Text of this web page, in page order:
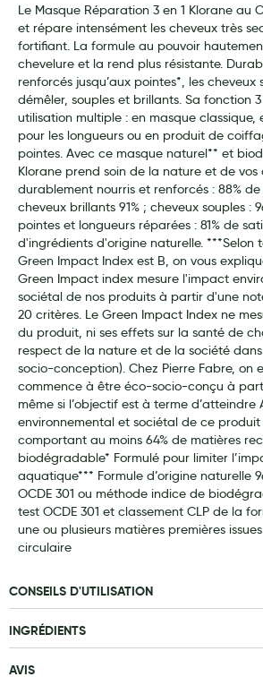
Alimentation
Soins enfant
Soins maman
Tisanes allaitement et compléments
Accessoires maternité
Gammes spécifiques tisanes allaitement
maternité
Nature
Aromathérapie
Diététique minceur
Phytothérapie
Régimes médicaux
Gemmothérapie
Confiserie
Voies respiratoires
Oligothérapie
Médicaments et Santé
Premiers soins
Pansements
Le Masque Réparation 3 en 1 Klorane au
et répare intensément les cheveux très
fortifiant. La formule au pouvoir
chevelure et la rend plus résistante.
renforcés jusqu’aux pointes*, les cheveux
démêler, souples et brillants. Sa fonction
utilisation multiple : en masque classique,
pour les longueurs ou en produit de
pointes. Avec ce masque naturel** et
Klorane prend soin de la nature et de vos
durablement nourris et renforcés : 88%
cheveux brillants 91% ; cheveux souples :
pointes et longueurs réparées : 81% de
d'ingrédients d'origine naturelle. ***Selon
Green Impact Index est B, on vous
Green Impact index mesure l'impact
sociétal de nos produits à partir d'une
20 critères. Le Green Impact Index ne
du produit, ni ses effets sur la santé de
respect de la nature et de la société
socio-conception). Chez Pierre Fabre, on
commence à être éco-socio-conçu à
même si l’objectif est à terme d’atteindre
environnemental et sociétal de ce produit
comportant au moins 64% de matières
biodégradable* Formulé pour limiter
aquatique*** Formule d’origine naturelle
OCDE 301 ou méthode indice de
test OCDE 301 et classement CLP de la
une ou plusieurs matières premières
circulaire
CONSEILS D'UTILISATION
INGRÉDIENTS
AVIS